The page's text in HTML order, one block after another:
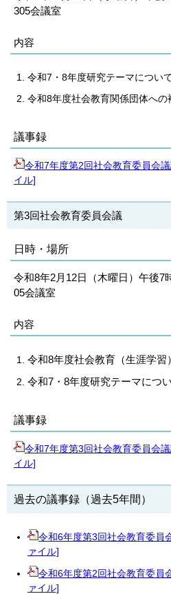
305会議室
内容
令和7・8年度研究テーマについ
令和8年度社会教育関係団体への
議事録
令和7年度第2回社会教育委員会
イル]
第3回社会教育委員会議
日時・場所
令和8年2月12日（木曜日）午後
05会議室
内容
令和8年度社会教育（生涯学習
令和7・8年度研究テーマにつ
議事録
令和7年度第3回社会教育委員会
イル]
過去の議事録（過去5年間）
令和6年度第3回社会教育委員
ァイル]
令和6年度第2回社会教育委員
ァイル]